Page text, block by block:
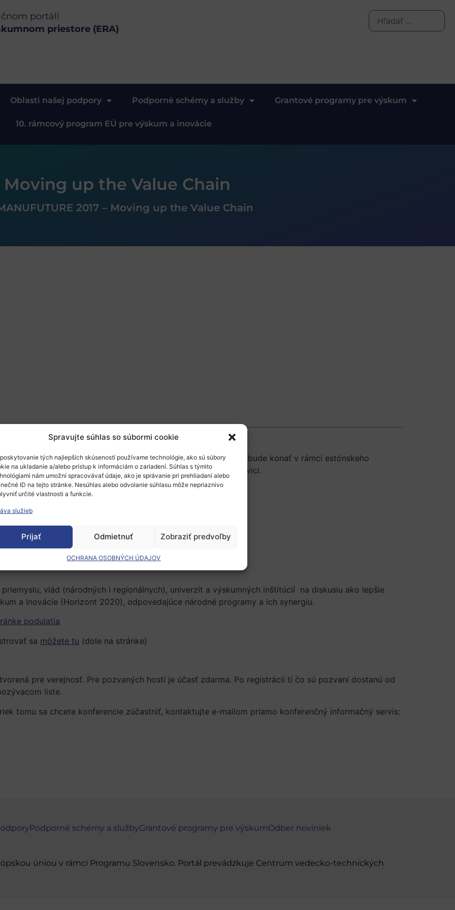
Spravujte súhlas so súbormi cookie
tých najlepších skúseností používame technológie, ako sú súbory
na ukladanie a/alebo prístup k informáciám o zariadení. Súhlas s týmito
nám umožní spracovávať údaje, ako je správanie pri prehliadaní alebo
ID na tejto stránke. Nesúhlas alebo odvolanie súhlasu môže nepriaznivo
určité vlastnosti a funkcie.
služieb
Prijať Odmietnuť Zobraziť predvoľby
OCHRANA OSOBNÝCH ÚDAJOV
portáli
priestore (ERA)
Oblasti našej podpory Podporné schémy a služby Grantové programy pre výskum
10. rámcový program EÚ pre výskum a inovácie
Moving up the Value Chain
2017 – Moving up the Value Chain
medzinárodnú konferenciu s názvomMANUFUTURE,ktorá sa bude konať v rámci estónskeho
podporu výskumu a inovácií Horizont 2020 bude práve v polovici.
vlád (národných i regionálnych), univerzít a výskumných inštitúcií na diskusiu ako lepšie
a inovácie (Horizont 2020), odpovedajúce národné programy a ich synergiu.
podujatia
sa môžete tu (dole na stránke)
pre verejnosť. Pre pozvaných hostí je účasť zdarma. Po registrácií tí čo sú pozvaní dostanú od
liste.
tomu sa chcete konferencie zúčastniť, kontaktujte e-mailom priamo konferenčný informačný servis:
Podporné schémy a službyGrantové programy pre výskumOdber noviniek
úniou v rámci Programu Slovensko. Portál prevádzkuje Centrum vedecko-technických